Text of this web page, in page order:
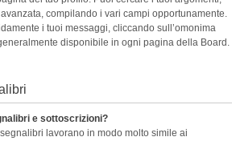
compilando i vari campi opportunamente.
i tuoi messaggi, cliccando sull’omonima
disponibile in ogni pagina della Board.
e sottoscrizioni?
lavorano in modo molto simile ai